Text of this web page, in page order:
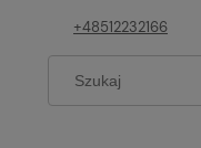
+48512232166